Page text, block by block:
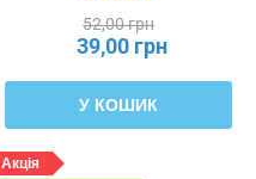
52,00 грн
39,00 грн
У КОШИК
Акція